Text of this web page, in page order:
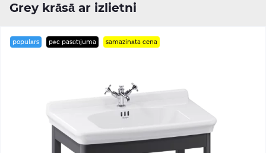
Grey krāsā ar izlietni
populārs pēc pasūtījuma samazināta cena